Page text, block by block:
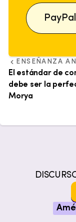
PayPal
ENSEÑANZA
El estándar de
debe ser la
Morya